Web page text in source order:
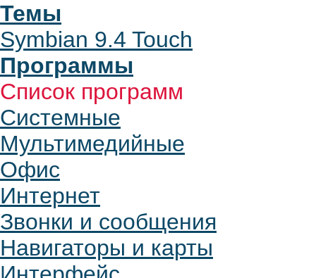
Темы
Symbian 9.4 Touch
Программы
Список программ
Системные
Мультимедийные
Офис
Интернет
Звонки и сообщения
Навигаторы и карты